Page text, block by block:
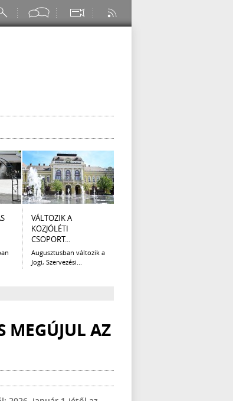
VÁLTOZIK A
KÖZJÓLÉTI
CSOPORT...
Augusztusban változik a
Jogi, Szervezési...
MEGÚJUL AZ